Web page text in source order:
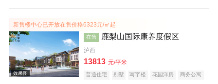
效果图
新售楼中心已开放在售价格6323元/㎡起
在售 鹿梨山国际康养度假区
泸西
13813 元/平米
普通住宅 别墅 写字楼 花园洋房
商务公寓